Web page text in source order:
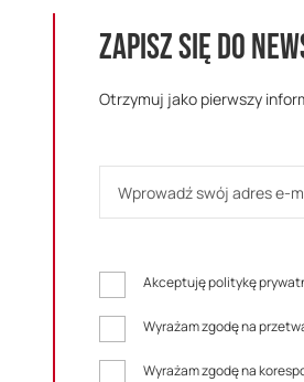
ZAPISZ SIĘ DO
Otrzymuj jako pierwszy
Akceptuję politykę
Wyrażam zgodę na
Wyrażam zgodę na